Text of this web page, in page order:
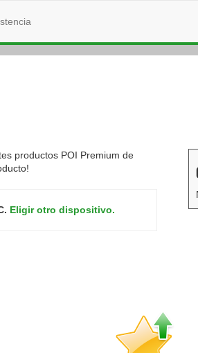
productos POI Premium de
Eligir otro dispositivo.